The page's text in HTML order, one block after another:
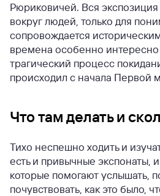
Рюриковичей. Вся
вокруг людей, только для
сопровождается
времена особенно интересно
трагический процесс
происходил с начала Первой
Что там делать и
Тихо неспешно ходить и
есть и привычные экспонаты,
которые помогают услышать,
почувствовать, как это было,